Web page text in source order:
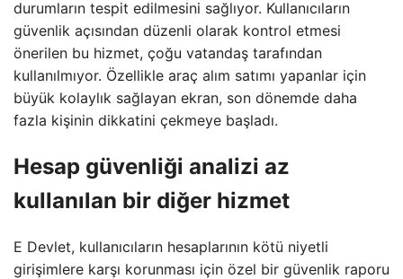
durumların tespit edilmesini sağlıyor. Kullanıcıların
güvenlik açısından düzenli olarak kontrol etmesi
önerilen bu hizmet, çoğu vatandaş tarafından
kullanılmıyor. Özellikle araç alım satımı yapanlar için
büyük kolaylık sağlayan ekran, son dönemde daha
fazla kişinin dikkatini çekmeye başladı.
Hesap güvenliği analizi az
kullanılan bir diğer hizmet
E Devlet, kullanıcıların hesaplarının kötü niyetli
girişimlere karşı korunması için özel bir güvenlik raporu